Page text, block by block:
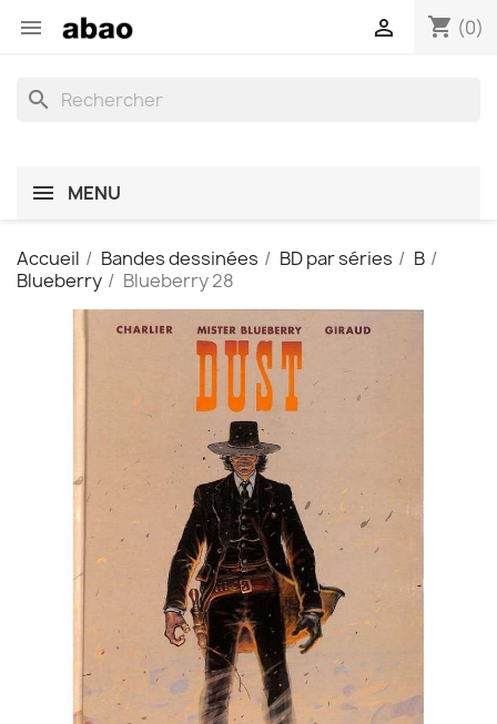
 shopping_cart (0)

search
MENU
Accueil Bandes dessinées BD par séries
B
Blueberry
Blueberry 28